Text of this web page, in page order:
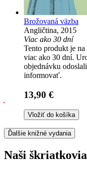
Brožovaná väzba
Angličtina, 2015
Viac ako 30 dní
Tento produkt je
viac ako 30 dní.
objednávku
informovať.
13,90 €
Vložiť do košíka
Ďalšie knižné vydania
Naši